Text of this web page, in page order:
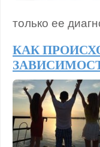
только ее
КАК